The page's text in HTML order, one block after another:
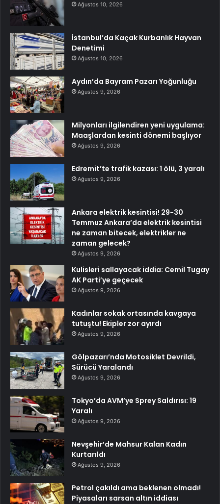
Ağustos 10, 2026
İstanbul’da Kaçak Kurbanlık Hayvan
Denetimi
Ağustos 10, 2026
Aydın’da Bayram Pazarı Yoğunluğu
Ağustos 9, 2026
Milyonları ilgilendiren yeni uygulama:
Maaşlardan kesinti dönemi başlıyor
Ağustos 9, 2026
Edremit’te trafik kazası: 1 ölü, 3 yaralı
Ağustos 9, 2026
Ankara elektrik kesintisi! 29-30
Temmuz Ankara’da elektrik kesintisi
ne zaman bitecek, elektrikler ne
zaman gelecek?
Ağustos 9, 2026
Kulisleri sallayacak iddia: Cemil Tugay
AK Parti’ye geçecek
Ağustos 9, 2026
Kadınlar sokak ortasında kavgaya
tutuştu! Ekipler zor ayırdı
Ağustos 9, 2026
Gölpazarı’nda Motosiklet Devrildi,
Sürücü Yaralandı
Ağustos 9, 2026
Tokyo’da AVM’ye Sprey Saldırısı: 19
Yaralı
Ağustos 9, 2026
Nevşehir’de Mahsur Kalan Kadın
Kurtarıldı
Ağustos 9, 2026
Petrol çakıldı ama beklenen olmadı!
Piyasaları sarsan altın iddiası